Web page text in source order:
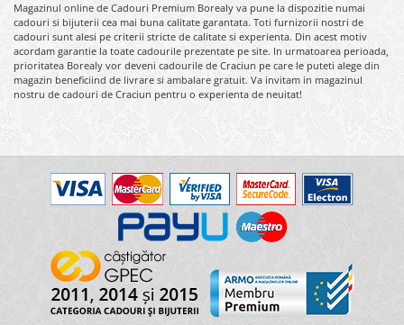
Magazinul online de Cadouri Premium Borealy va pune la dispozitie numai
cadouri si bijuterii cea mai buna calitate garantata. Toti furnizorii nostri de
cadouri sunt alesi pe criterii stricte de calitate si experienta. Din acest motiv
acordam garantie la toate cadourile prezentate pe site. In urmatoarea perioada,
prioritatea Borealy vor deveni cadourile de Craciun pe care le puteti alege din
magazin beneficiind de livrare si ambalare gratuit. Va invitam in magazinul
nostru de cadouri de Craciun pentru o experienta de neuitat!